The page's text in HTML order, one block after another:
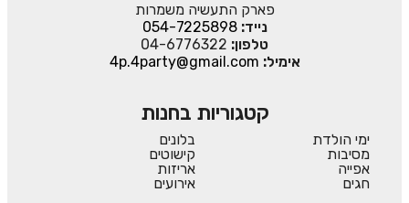
פארק התעשיה משמרות
נייד:054-7225898
טלפון: 04-6776322
אימיל: 4p.4party@gmail.com
קטגוריות בחנות
ימי הולדת
מסיבות
אפייה
חגים
בלונים
קישוטים
אריזות
אירועים